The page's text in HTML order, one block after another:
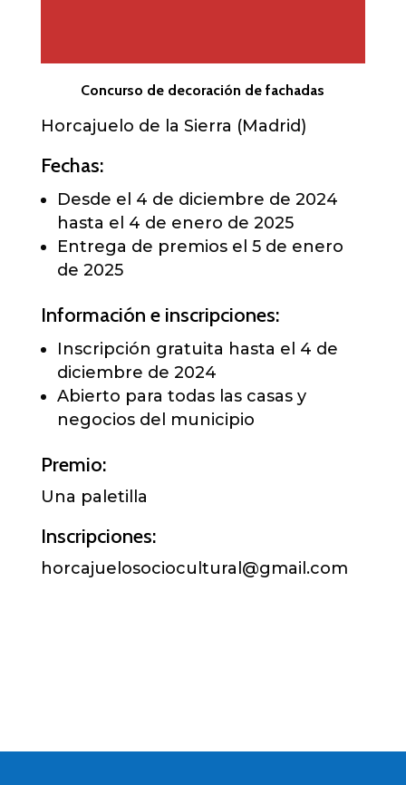
Concurso de decoración de fachadas
Horcajuelo de la Sierra (Madrid)
Fechas:
Desde el 4 de diciembre de 2024
hasta el 4 de enero de 2025
Entrega de premios el 5 de enero
de 2025
Información e inscripciones:
Inscripción gratuita hasta el 4 de
diciembre de 2024
Abierto para todas las casas y
negocios del municipio
Premio:
Una paletilla
Inscripciones:
horcajuelosociocultural@gmail.com